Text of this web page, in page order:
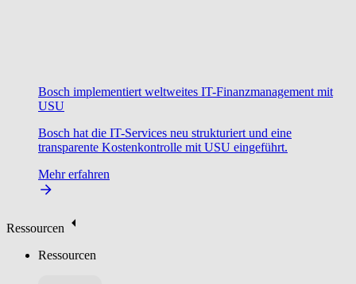
Bosch implementiert weltweites IT-Finanzmanagement mit
USU
Bosch hat die IT-Services neu strukturiert und eine
transparente Kostenkontrolle mit USU eingeführt.
Mehr erfahren
Ressourcen
Ressourcen